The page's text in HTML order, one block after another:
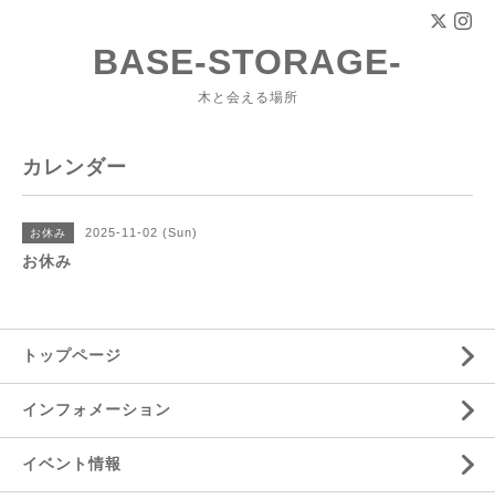
BASE-STORAGE-
木と会える場所
カレンダー
お休み 2025-11-02 (Sun)
お休み
トップページ
インフォメーション
イベント情報